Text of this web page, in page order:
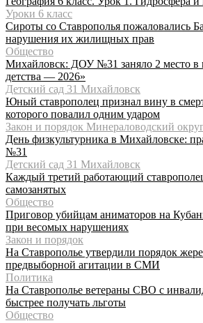
Уроки 6 класс
Сироты со Ставрополья пожаловались
нарушения их жилищных прав
Общество
Михайловск: ДОУ №31 заняло 2 место в
детства — 2026»
Детский сад 31 Михайловск
Юный ставрополец признал вину в
которого повалил одним ударом
Закон и порядок Минераловодский округ
День физкультурника в Михайловске:
№31
Детский сад 31 Михайловск
Каждый третий работающий
самозанятых
Общество
Приговор убийцам аниматоров на
при весомых нарушениях
Закон и порядок
На Ставрополье утвердили порядок
предвыборной агитации в СМИ
Политика
На Ставрополье ветераны СВО с
быстрее получать льготы
Общество